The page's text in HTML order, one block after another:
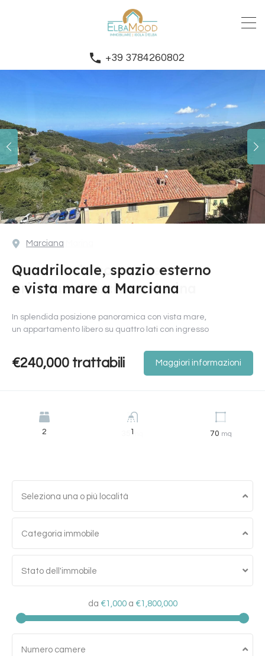
+39 3784260802
2 1 70 mq
Marciana
Quadrilocale, spazio esterno
e vista mare a Marciana
In splendida posizione panoramica con vista mare,
un appartamento libero su quattro lati con ingresso
€240,000 trattabili Maggiori informazioni
1 mq
Marciana Marina
Monolocale con corte
privata a Marciana Marina
Nel tessuto più autentico di Marciana Marina, a
circa un chilometro dal mare, esiste una
€90,000 Maggiori informazioni
2 1 80 mq
Portoferraio
Appartamento ristrutturato,
corte comune, Portoferraio
In zona centrale, a pochi passi dal porto, dalle
scuole, dagli impianti sportivi e da
€295,000 Trattabili Maggiori informazioni
Seleziona una o più località
Categoria immobile
Stato dell'immobile
da €1,000 a €1,800,000
Numero camere